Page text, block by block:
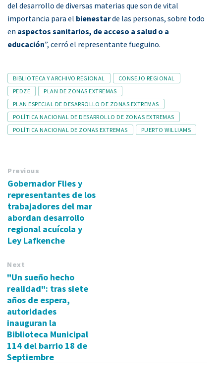
del desarrollo de diversas materias que son de vital
importancia para el bienestarde las personas, sobre todo
en aspectos sanitarios, de acceso a salud o a
educación”, cerró el representante fueguino.
Tags
BIBLIOTECA Y ARCHIVO REGIONAL
CONSEJO REGIONAL
PEDZE
PLAN DE ZONAS EXTREMAS
PLAN ESPECIAL DE DESARROLLO DE ZONAS EXTREMAS
POLÍTICA NACIONAL DE DESARROLLO DE ZONAS EXTREMAS
POLÍTICA NACIONAL DE ZONAS EXTREMAS
PUERTO WILLIAMS
Previous
Gobernador Flies y
representantes de los
trabajadores del mar
abordan desarrollo
regional acuícola y
Ley Lafkenche
Next
"Un sueño hecho
realidad": tras siete
años de espera,
autoridades
inauguran la
Biblioteca Municipal
114 del barrio 18 de
Septiembre